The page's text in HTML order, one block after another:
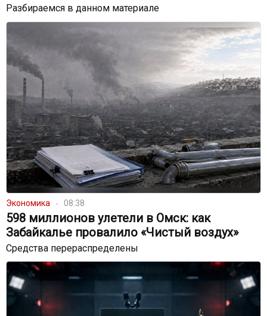
Разбираемся в данном материале
Экономика 08:38
598 миллионов улетели в Омск: как
Забайкалье провалило «Чистый воздух»
Средства перераспределены